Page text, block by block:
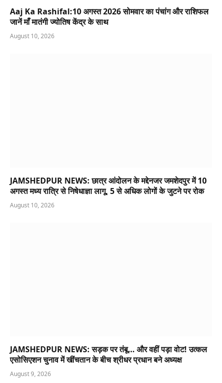
Aaj Ka Rashifal:10 अगस्त 2026 सोमवार का पंचांग और राशिफल
जानें माँ मातंगी ज्योतिष केंद्र के साथ
August 10, 2026
JAMSHEDPUR NEWS: छात्र आंदोलन के मद्देनजर जमशेदपुर में 10
अगस्त मध्य रात्रि से निषेधाज्ञा लागू, 5 से अधिक लोगों के जुटने पर रोक
August 10, 2026
JAMSHEDPUR NEWS: सड़क पर तंबू… और वहीं पड़ा वोट! उत्कल
एसोसिएशन चुनाव में खींचतान के बीच श्रीधर प्रधान बने अध्यक्ष
August 9, 2026